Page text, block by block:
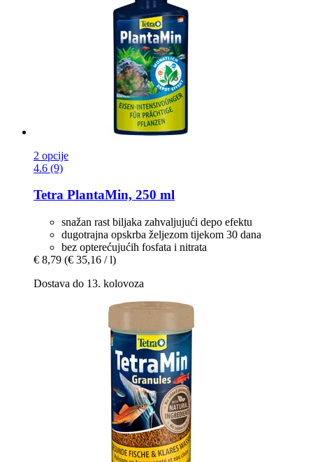
2 opcije
4.6 (9)
Tetra PlantaMin, 250 ml
snažan rast biljaka zahvaljujući depo efektu
dugotrajna opskrba željezom tijekom 30 dana
bez opterećujućih fosfata i nitrata
€ 8,79 (€ 35,16 / l)
Dostava do 13. kolovoza